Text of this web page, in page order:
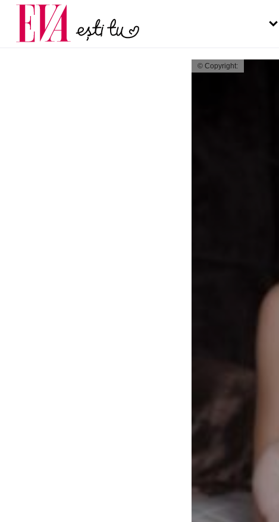
© Copyright:
Carieră
Actualitate